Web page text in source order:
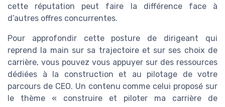
cette réputation peut faire la différence face à
d’autres offres concurrentes.
Pour approfondir cette posture de dirigeant qui
reprend la main sur sa trajectoire et sur ses choix de
carrière, vous pouvez vous appuyer sur des ressources
dédiées à la construction et au pilotage de votre
parcours de CEO. Un contenu comme celui proposé sur
le thème « construire et piloter ma carrière de